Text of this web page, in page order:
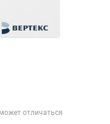
отличаться